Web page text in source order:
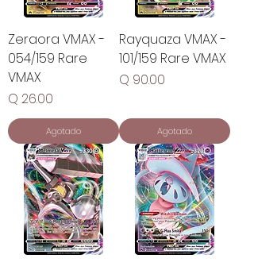
Zeraora VMAX -
054/159 Rare
VMAX
Precio
Q 26.00
Agotado
Rayquaza VMAX -
101/159 Rare VMAX
Precio
Q 90.00
Agotado